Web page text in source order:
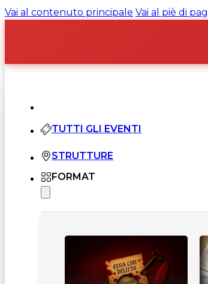
Vai al contenuto principale Vai al piè di
TUTTI GLI EVENTI
STRUTTURE
FORMAT